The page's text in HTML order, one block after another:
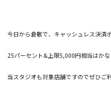
今日から倉敷で、キャッシュレス決済
25パーセント&上限5,000円相当はかな
当スタジオも対象店舗ですのでぜひご